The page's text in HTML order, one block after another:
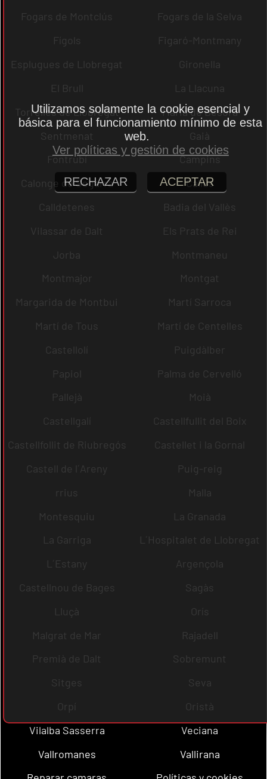
Fogars de Montclús
Fogars de la Selva
Fígols
Figaró-Montmany
Esplugues de Llobregat
Gironella
El Brull
La Llacuna
Torrelles de Llobregat
Maria de Besora
Sentmenat
Gaià
Fontrubí
Campins
Calonge de Segarra
Callús
Calldetenes
Badia del Vallès
Vilassar de Dalt
Els Prats de Rei
Jorba
Montmaneu
Montmajor
Montgat
Margarida de Montbui
Martí Sarroca
Martí de Tous
Martí de Centelles
Castellolí
Puigdàlber
Papiol
Palma de Cervelló
Pallejà
Moià
Castellgalí
Castellfullit del Boix
Castellfollit de Riubregós
Castellet i la Gornal
Castell de l´Areny
Puig-reig
rrius
Malla
Montesquiu
La Granada
La Garriga
L´Hospitalet de Llobregat
L´Estany
Argençola
Castellnou de Bages
Sagàs
Lluçà
Orís
Malgrat de Mar
Rajadell
Premià de Dalt
Sobremunt
Sitges
Seva
Orpí
Oristà
Vilalba Sasserra
Veciana
Vallromanes
Vallirana
Utilizamos solamente la cookie esencial y
básica para el funcionamiento mínimo de esta
web.
Ver políticas y gestión de cookies
RECHAZAR ACEPTAR